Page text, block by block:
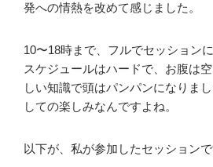
発への情熱を改めて感じました。
10〜18時まで、フルでセッションに
スケジュールはハードで、お腹は
しい知識で頭はパンパンになりま
しての楽しみなんですよね。
以下が、私が参加したセッションで